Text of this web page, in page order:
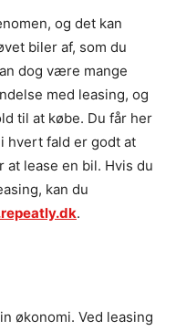
og det kan
biler af, som du
dog være mange
med leasing, og
til at købe. Du får her
hvert fald er godt at
at lease en bil. Hvis du
kan du
.
økonomi. Ved leasing